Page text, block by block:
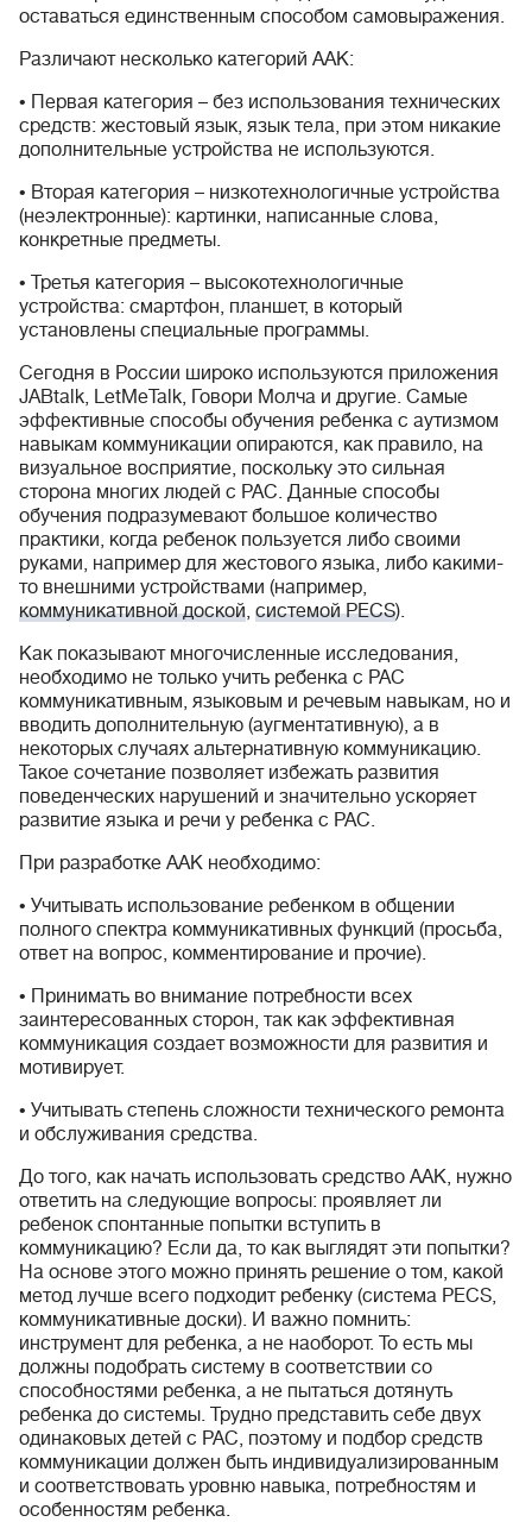
оставаться единственным способом самовыражения.
Различают несколько категорий ААК:
• Первая категория – без использования технических
средств: жестовый язык, язык тела, при этом никакие
дополнительные устройства не используются.
• Вторая категория – низкотехнологичные устройства
(неэлектронные): картинки, написанные слова,
конкретные предметы.
• Третья категория – высокотехнологичные
устройства: смартфон, планшет, в который
установлены специальные программы.
Сегодня в России широко используются приложения
JABtalk, LetMeTalk, Говори Молча и другие. Самые
эффективные способы обучения ребенка с аутизмом
навыкам коммуникации опираются, как правило, на
визуальное восприятие, поскольку это сильная
сторона многих людей с РАС. Данные способы
обучения подразумевают большое количество
практики, когда ребенок пользуется либо своими
руками, например для жестового языка, либо какими-
то внешними устройствами (например,
коммуникативной доской, системой PECS).
Как показывают многочисленные исследования,
необходимо не только учить ребенка с РАС
коммуникативным, языковым и речевым навыкам, но и
вводить дополнительную (аугментативную), а в
некоторых случаях альтернативную коммуникацию.
Такое сочетание позволяет избежать развития
поведенческих нарушений и значительно ускоряет
развитие языка и речи у ребенка с РАС.
При разработке ААК необходимо:
• Учитывать использование ребенком в общении
полного спектра коммуникативных функций (просьба,
ответ на вопрос, комментирование и прочие).
• Принимать во внимание потребности всех
заинтересованных сторон, так как эффективная
коммуникация создает возможности для развития и
мотивирует.
• Учитывать степень сложности технического ремонта
и обслуживания средства.
До того, как начать использовать средство ААК, нужно
ответить на следующие вопросы: проявляет ли
ребенок спонтанные попытки вступить в
коммуникацию? Если да, то как выглядят эти попытки?
На основе этого можно принять решение о том, какой
метод лучше всего подходит ребенку (система PECS,
коммуникативные доски). И важно помнить:
инструмент для ребенка, а не наоборот. То есть мы
должны подобрать систему в соответствии со
способностями ребенка, а не пытаться дотянуть
ребенка до системы. Трудно представить себе двух
одинаковых детей с РАС, поэтому и подбор средств
коммуникации должен быть индивидуализированным
и соответствовать уровню навыка, потребностям и
особенностям ребенка.